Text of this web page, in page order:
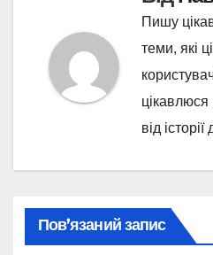
Пишу
теми, які
від
Пов’язаний запис